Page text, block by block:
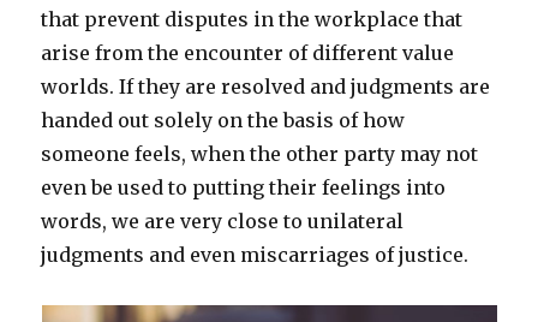
that prevent disputes in the workplace that
arise from the encounter of different value
worlds. If they are resolved and judgments are
handed out solely on the basis of how
someone feels, when the other party may not
even be used to putting their feelings into
words, we are very close to unilateral
judgments and even miscarriages of justice.